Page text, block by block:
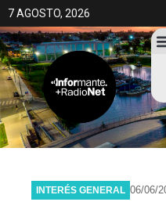
7 AGOSTO, 2026
INTERÉS GENERAL 06/06/